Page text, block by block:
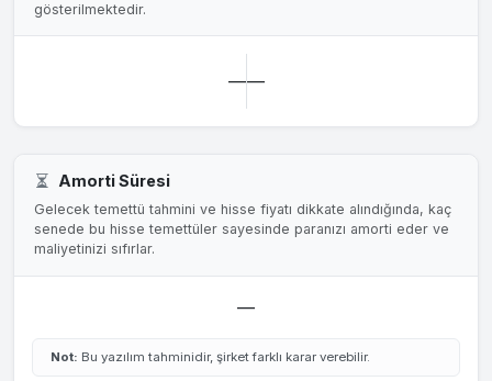
gösterilmektedir.
——
Amorti Süresi
Gelecek temettü tahmini ve hisse fiyatı dikkate alındığında, kaç
senede bu hisse temettüler sayesinde paranızı amorti eder ve
maliyetinizi sıfırlar.
—
Not: Bu yazılım tahminidir, şirket farklı karar verebilir.